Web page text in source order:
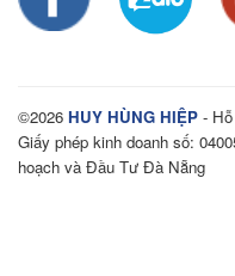
©2026 HUY HÙNG HIỆP -
Giấy phép kinh doanh số:
hoạch và Đầu Tư Đà Nẵng